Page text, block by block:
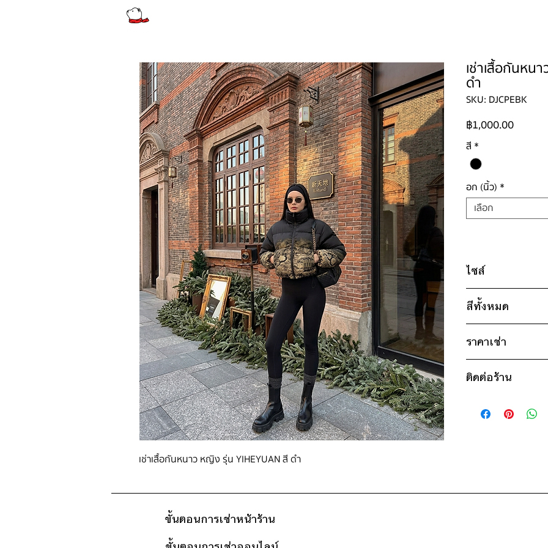
เช่าเสื้อกันหนาว หญิง รุ่น YIHEYUAN สี ดำ
เช่าเสื้อกันหน
ดำ
SKU: DJCPEBK
฿1,000.00ราคา
สี *
อก (นิ้ว) *
เลือก
ไซส์
ไซส์ : M
อก 48" / เอว
วงแขน 22" / ยา
* สินค้าจริงอาจมีขนา
สีทั้งหมด
แดง
ราคาเช่า
ดูวิธีนับวันด้านล่าง
สอบถามราคา
ติดต่อร้าน
ดูแผนที่ร้าน
ขั้นตอนการเช่าหน้าร้าน